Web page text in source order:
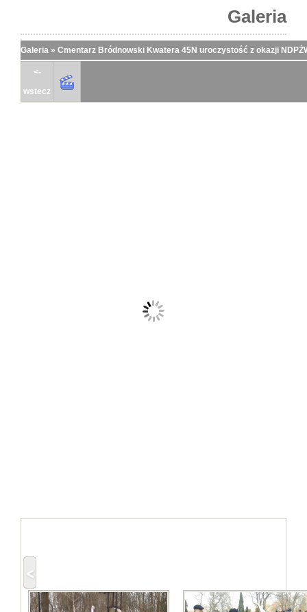
Galeria
Galeria » Cmentarz Bródnowski Kwatera 45N uroczystość z okazji
<-
wstecz